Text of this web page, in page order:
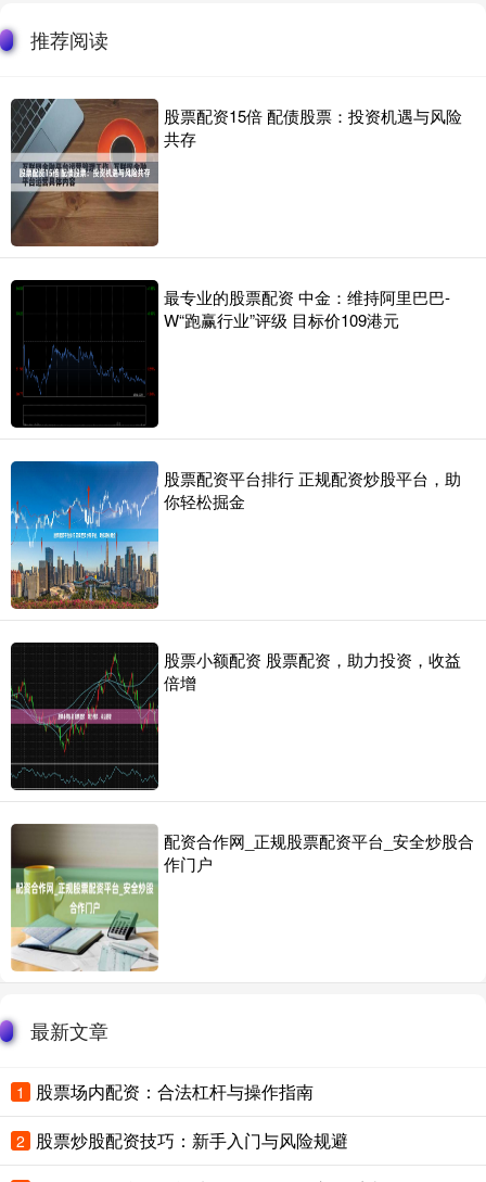
推荐阅读
股票配资15倍 配债股票：投资机遇与风险
共存
最专业的股票配资 中金：维持阿里巴巴-
W“跑赢行业”评级 目标价109港元
股票配资平台排行 正规配资炒股平台，助
你轻松掘金
股票小额配资 股票配资，助力投资，收益
倍增
配资合作网_正规股票配资平台_安全炒股合
作门户
最新文章
1 股票场内配资：合法杠杆与操作指南
2 股票炒股配资技巧：新手入门与风险规避